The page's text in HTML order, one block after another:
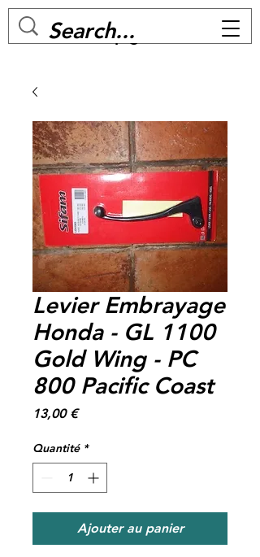
MC BIKE Perpignan
Levier Embrayage
Honda - GL 1100
Gold Wing - PC
800 Pacific Coast
13,00 €Prix
Quantité *
Ajouter au panier